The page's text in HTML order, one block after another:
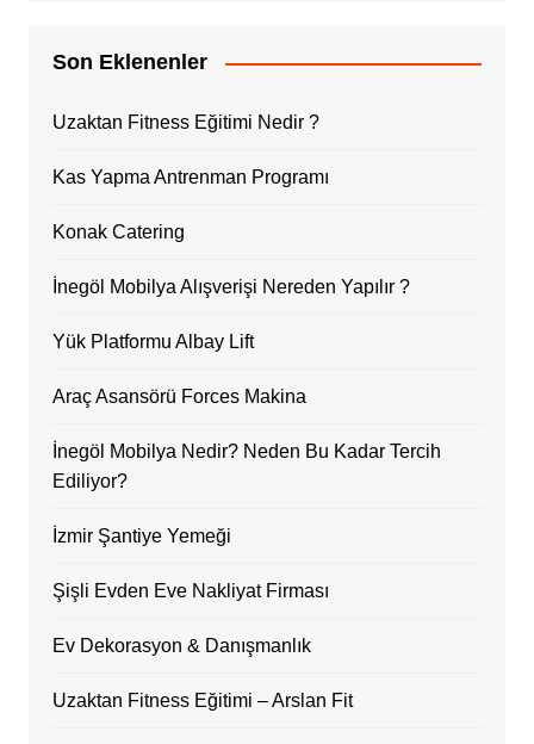
Son Eklenenler
Uzaktan Fitness Eğitimi Nedir ?
Kas Yapma Antrenman Programı
Konak Catering
İnegöl Mobilya Alışverişi Nereden Yapılır ?
Yük Platformu Albay Lift
Araç Asansörü Forces Makina
İnegöl Mobilya Nedir? Neden Bu Kadar Tercih
Ediliyor?
İzmir Şantiye Yemeği
Şişli Evden Eve Nakliyat Firması
Ev Dekorasyon & Danışmanlık
Uzaktan Fitness Eğitimi – Arslan Fit